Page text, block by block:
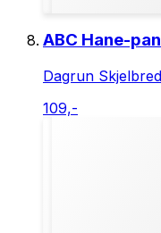
ABC Hane-
Dagrun
109,-